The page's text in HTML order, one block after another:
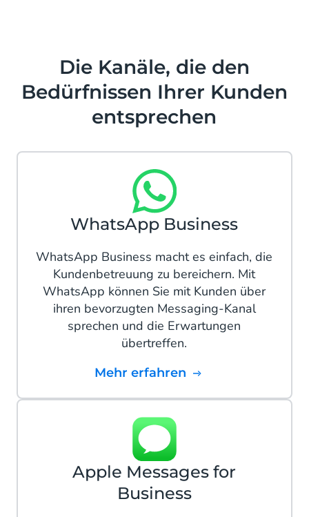
Die Kanäle, die den
Bedürfnissen Ihrer Kunden
entsprechen
WhatsApp Business
WhatsApp Business macht es einfach, die
Kundenbetreuung zu bereichern. Mit
WhatsApp können Sie mit Kunden über
ihren bevorzugten Messaging-Kanal
sprechen und die Erwartungen
übertreffen.
mehr erfahren
Apple Messages for
Business